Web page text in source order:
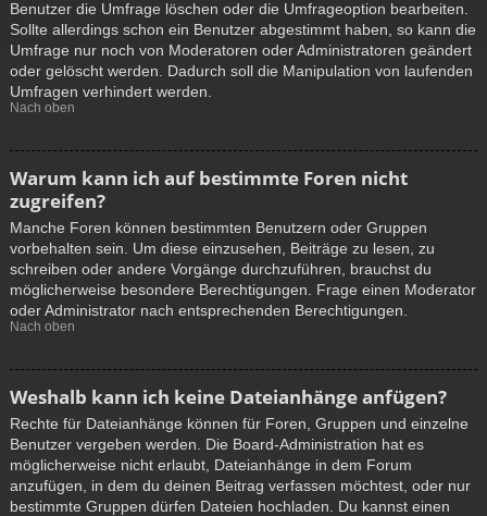
Benutzer die Umfrage löschen oder die Umfrageoption bearbeiten.
Sollte allerdings schon ein Benutzer abgestimmt haben, so kann die
Umfrage nur noch von Moderatoren oder Administratoren geändert
oder gelöscht werden. Dadurch soll die Manipulation von laufenden
Umfragen verhindert werden.
Nach oben
Warum kann ich auf bestimmte Foren nicht
zugreifen?
Manche Foren können bestimmten Benutzern oder Gruppen
vorbehalten sein. Um diese einzusehen, Beiträge zu lesen, zu
schreiben oder andere Vorgänge durchzuführen, brauchst du
möglicherweise besondere Berechtigungen. Frage einen Moderator
oder Administrator nach entsprechenden Berechtigungen.
Nach oben
Weshalb kann ich keine Dateianhänge anfügen?
Rechte für Dateianhänge können für Foren, Gruppen und einzelne
Benutzer vergeben werden. Die Board-Administration hat es
möglicherweise nicht erlaubt, Dateianhänge in dem Forum
anzufügen, in dem du deinen Beitrag verfassen möchtest, oder nur
bestimmte Gruppen dürfen Dateien hochladen. Du kannst einen